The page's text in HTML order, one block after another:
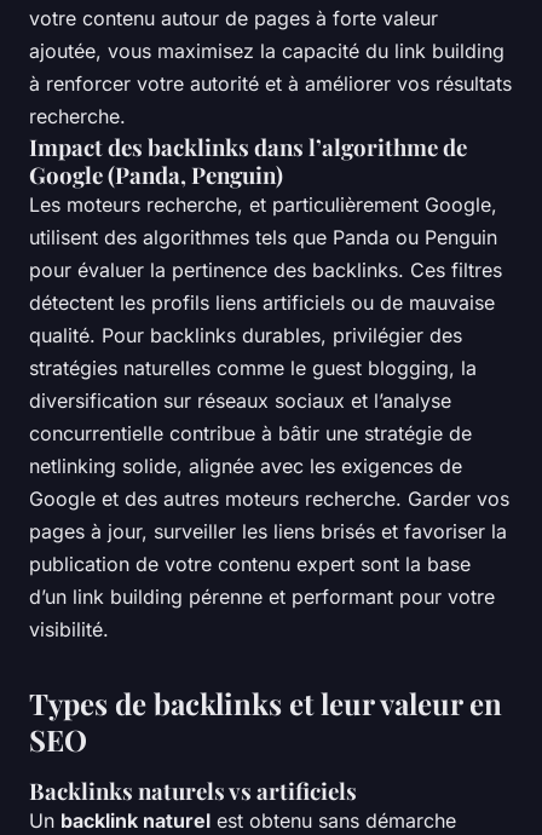
votre contenu autour de pages à forte valeur
ajoutée, vous maximisez la capacité du link building
à renforcer votre autorité et à améliorer vos résultats
recherche.
Impact des backlinks dans l’algorithme de
Google (Panda, Penguin)
Les moteurs recherche, et particulièrement Google,
utilisent des algorithmes tels que Panda ou Penguin
pour évaluer la pertinence des backlinks. Ces filtres
détectent les profils liens artificiels ou de mauvaise
qualité. Pour backlinks durables, privilégier des
stratégies naturelles comme le guest blogging, la
diversification sur réseaux sociaux et l’analyse
concurrentielle contribue à bâtir une stratégie de
netlinking solide, alignée avec les exigences de
Google et des autres moteurs recherche. Garder vos
pages à jour, surveiller les liens brisés et favoriser la
publication de votre contenu expert sont la base
d’un link building pérenne et performant pour votre
visibilité.
Types de backlinks et leur valeur en
SEO
Backlinks naturels vs artificiels
Un backlink naturel est obtenu sans démarche